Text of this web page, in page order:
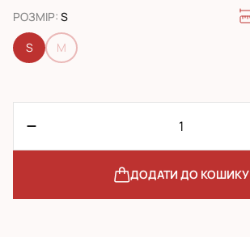
РОЗМІР: S
S M
ДОДАТИ ДО КОШИКУ